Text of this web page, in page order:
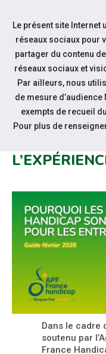
Aller au contenu
Notre
GUIDE APF
Dans le cadre
soutenu par
France
Le présent site Internet
réseaux sociaux pour
partager du contenu
réseaux sociaux et
Par ailleurs, nous
de mesure d’audience
exempts de recueil
Pour plus de